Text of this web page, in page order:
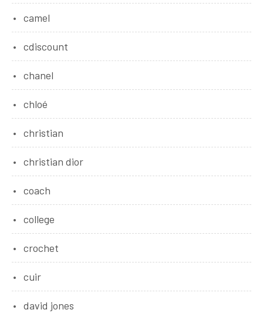
camel
cdiscount
chanel
chloé
christian
christian dior
coach
college
crochet
cuir
david jones